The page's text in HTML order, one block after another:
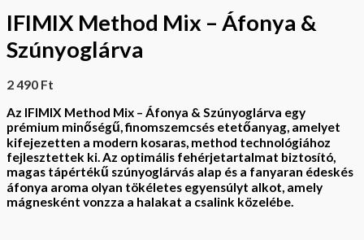
IFIMIX Method Mix – Áfonya &
Szúnyoglárva
2 490 Ft
Az IFIMIX Method Mix – Áfonya & Szúnyoglárva egy
prémium minőségű, finomszemcsés etetőanyag, amelyet
kifejezetten a modern kosaras, method technológiához
fejlesztettek ki. Az optimális fehérjetartalmat biztosító,
magas tápértékű szúnyoglárvás alap és a fanyaran édeskés
áfonya aroma olyan tökéletes egyensúlyt alkot, amely
mágnesként vonzza a halakat a csalink közelébe.